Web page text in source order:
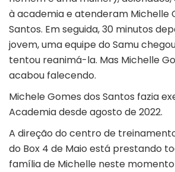
à academia e atenderam Michelle
Santos. Em seguida, 30 minutos
jovem, uma equipe do Samu
tentou reanimá-la. Mas Michelle
acabou falecendo.
Michele Gomes dos Santos fazia
Academia desde agosto de 2022.
A direção do centro de
do Box 4 de Maio está prestando
família de Michelle neste